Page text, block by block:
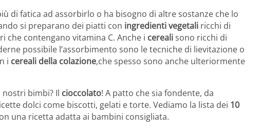
di fatica ad assorbirlo o ha bisogno di altre sostanze che lo
si preparano dei piatti con ingredienti vegetali ricchi di
che contengano vitamina C. Anche i cerealisono ricchi di
possibile l’assorbimento sono le tecniche di lievitazione o
i cereali della colazione,che spesso sono anche ulteriormente
nostri bimbi? Il cioccolato! A patto che sia fondente, da
dolci come biscotti, gelati e torte. Vediamo la lista dei 10
una ricetta adatta ai bambini consigliata.